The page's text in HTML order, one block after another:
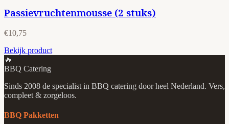
Passievruchtenmousse (2 stuks)
€10,75
Bekijk product
🔥
BBQ Catering
Sinds 2008 de specialist in BBQ catering door heel Nederland. Vers,
compleet & zorgeloos.
BBQ Pakketten